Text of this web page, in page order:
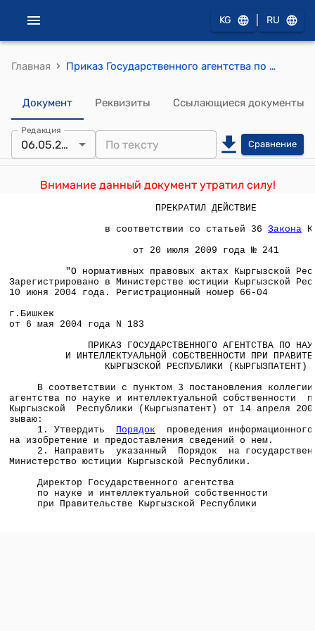
KG RU
Главная › Приказ Государственного агентства по науке и интеллектуальной собственности при Правительстве КР от 6 мая 2004 года N 183 (Об утверждении Порядка проведения информационного поиска по заявке на изобретение и предоставления сведений о нем)
Документ Реквизиты Ссылающиеся документы
Редакция
06.05.2004 Сравнение
Внимание данный документ утратил силу!